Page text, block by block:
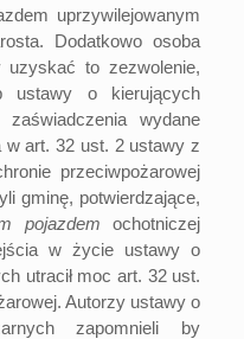
uprzywilejowanym
Dodatkowo osoba
uzyskać to zezwolenie,
o kierujących
wydane
wart. 32 ust. 2ustawy z
przeciwpożarowej
gminę, potwierdzające,
pojazdem ochotniczej
w życie ustawy o
utracił moc art. 32 ust.
Autorzy ustawy o
zapomnieli by